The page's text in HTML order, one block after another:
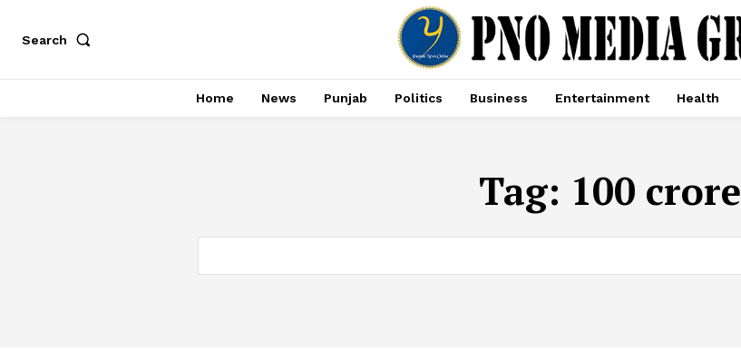
Search
Home News Punjab Politics Business Entertainment Health
Tag: 100 crore